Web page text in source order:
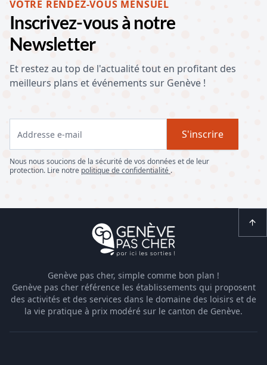
VOTRE RENDEZ-VOUS MENSUEL
Inscrivez-vous à notre
Newsletter
Et restez au top de l'actualité tout en profitant des
meilleurs plans et événements sur Genève !
S'inscrire
Nous nous soucions de la sécurité de vos données et de leur
protection. Lire notre politique de confidentialité .
Genève pas cher, simple comme bon plan !
Genève pas cher référence les établissements qui proposent
des activités et des services dans le domaine des loisirs et de
la vie pratique à prix modéré sur le canton de Genève.